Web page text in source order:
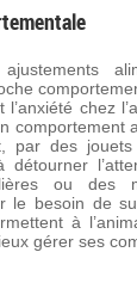
l’anxiété chez
comportement
par des
détourner
ou des
le besoin de
à
gérer ses